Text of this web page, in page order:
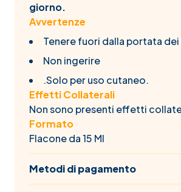
giorno.
Avvertenze
Tenere fuori dalla portata dei
Non ingerire
.Solo per uso cutaneo.
Effetti Collaterali
Non sono presenti effetti
Formato
Flacone da 15 Ml
Metodi di pagamento